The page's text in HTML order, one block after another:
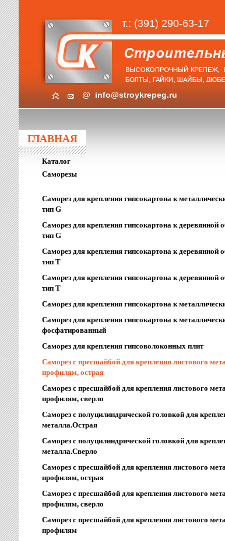
т.: (391) 290-63-17
@ info@stroykrepeg.ru
ГЛАВНАЯ
Каталог
Саморезы
Саморез для крепления гипсокартона к
тип G
Саморез для крепления гипсокартона к деревянной
тип G
Саморез для крепления гипсокартона к деревянной
тип T
Саморез для крепления гипсокартона к деревянной
тип T
Саморез для крепления гипсокартона к
Саморез для крепления гипсокартона к
фосфатированный
Саморез для крепления гипсоволоконных плит
Саморез с пресшайбой для крепления листового
профилям, острая
Саморез с пресшайбой для крепления листового
профилям, сверло
Саморез с полуцилиндрической головкой для
металла.Острая
Саморез с полуцилиндрической головкой для
металла.Сверло
Саморез с пресшайбой для крепления листового
профилям, острая
Саморез с пресшайбой для крепления листового
профилям, сверло
Саморез с пресшайбой для крепления листового
профилям